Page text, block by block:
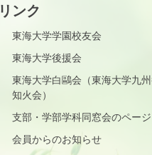
リンク
東海大学学園校友会
東海大学後援会
東海大学白鷗会（東海大学九州
知火会）
支部・学部学科同窓会のページ
会員からのお知らせ